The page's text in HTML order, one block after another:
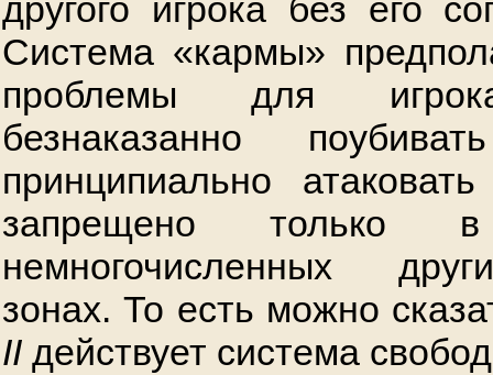
другого игрока без его
Система «кармы»
проблемы для
безнаказанно
принципиально
запрещено только
немногочисленных
зонах. То есть можно
II действует система